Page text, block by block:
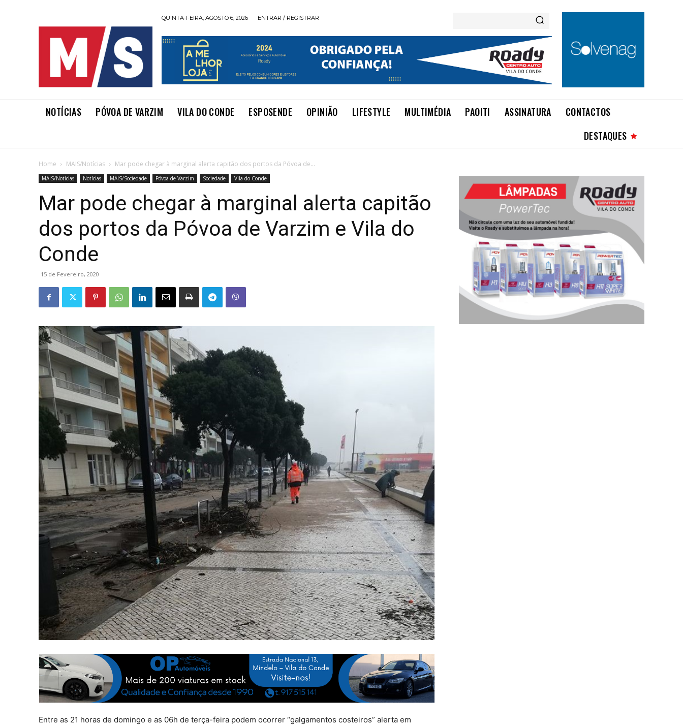
QUINTA-FEIRA, AGOSTO 6, 2026 ENTRAR / REGISTRAR
NOTÍCIAS PÓVOA DE VARZIM VILA DO CONDE ESPOSENDE OPINIÃO LIFESTYLE MULTIMÉDIA PAOITI ASSINATURA
CONTACTOS
DESTAQUES
Home MAIS/Notícias Mar pode chegar à marginal alerta capitão dos portos da Póvoa de...
MAIS/Notícias Notícias MAIS/Sociedade Póvoa de Varzim Sociedade Vila do Conde
Mar pode chegar à marginal alerta capitão
dos portos da Póvoa de Varzim e Vila do
Conde
15 de Fevereiro, 2020
Entre as 21 horas de domingo e as 06h de terça-feira podem ocorrer “galgamentos costeiros” alerta em